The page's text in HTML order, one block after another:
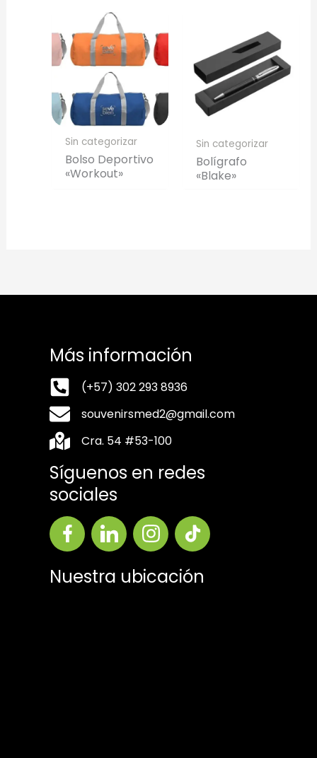
Sin categorizar
Bolso Deportivo
«Workout»
Sin categorizar
Bolígrafo
«Blake»
Más información
(+57) 302 293 8936
souvenirsmed2@gmail.com
Cra. 54 #53-100
Síguenos en redes
sociales
Nuestra ubicación